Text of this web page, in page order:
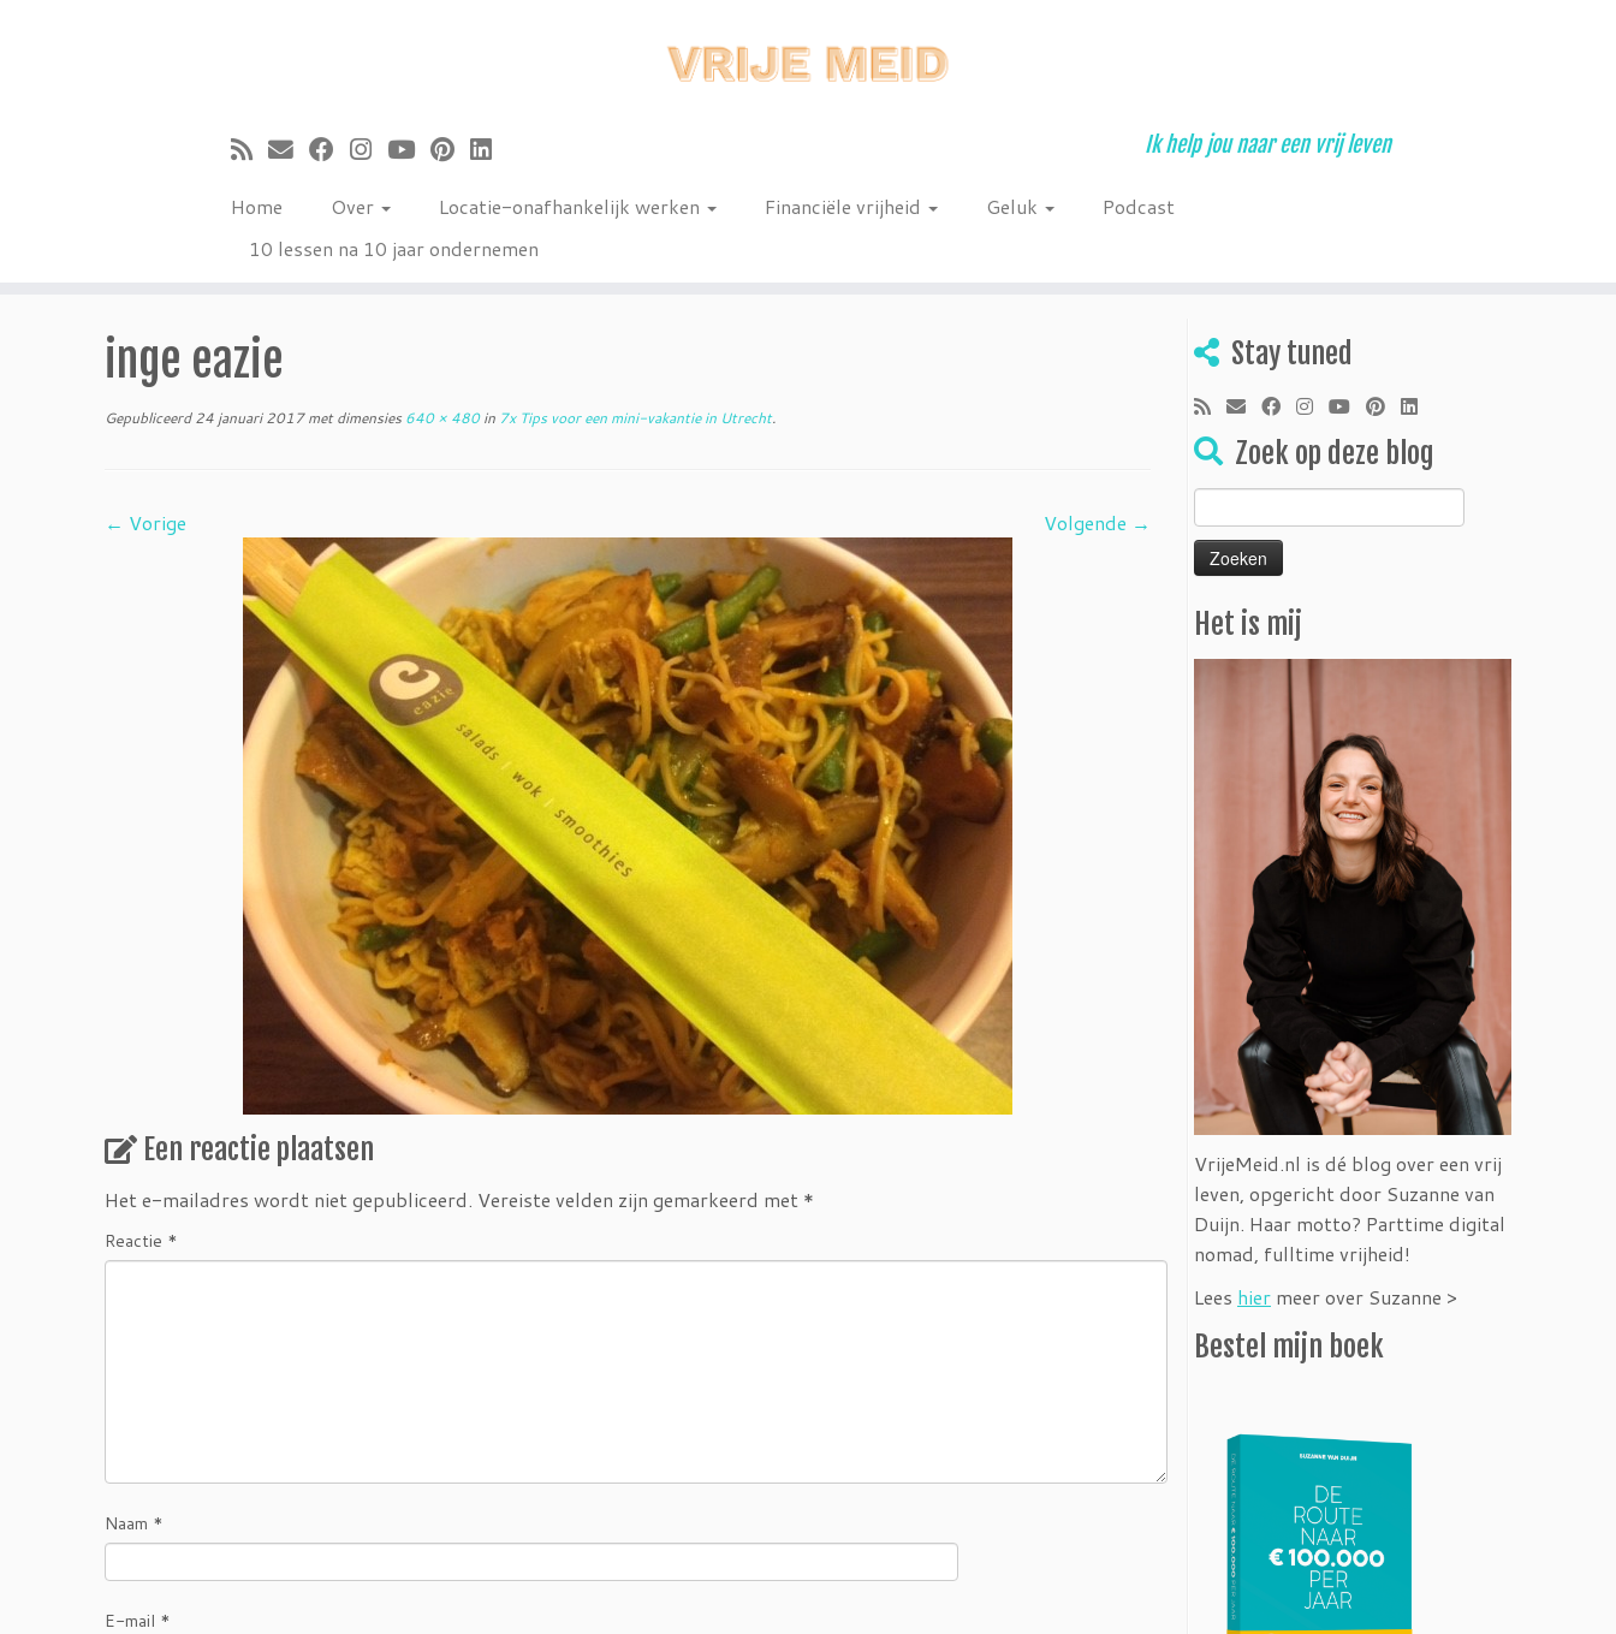
Ik help jou naar een vrij leven
Home Over Locatie-onafhankelijk werken Financiële vrijheid Geluk
Podcast
10 lessen na 10 jaar ondernemen
inge eazie
Gepubliceerd 24 januari 2017met dimensies 640 × 480in 7x Tips voor een mini-vakantie in Utrecht.
← Vorige Volgende →
Een reactie plaatsen
Het e-mailadres wordt niet gepubliceerd. Vereiste velden zijn gemarkeerd met *
Reactie *
Naam *
E-mail *
Stay tuned
Zoek op deze blog
Zoeken
naar:
Het is mij
VrijeMeid.nl is dé blog over een vrij
leven, opgericht door Suzanne van
Duijn. Haar motto? Parttime digital
nomad, fulltime vrijheid!
Lees hier meer over Suzanne >
Bestel mijn boek